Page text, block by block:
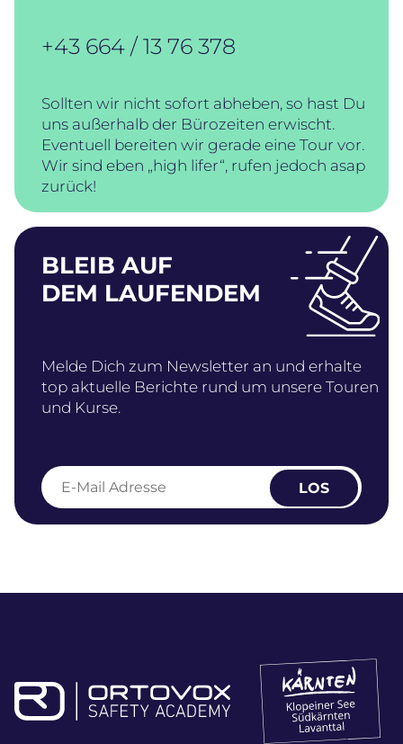
+43 664 / 13 76 378
Sollten wir nicht sofort abheben, so hast Du
uns außerhalb der Bürozeiten erwischt.
Eventuell bereiten wir gerade eine Tour vor.
Wir sind eben „high lifer“, rufen jedoch asap
zurück!
BLEIB AUF
DEM LAUFENDEM
Melde Dich zum Newsletter an und erhalte
top aktuelle Berichte rund um unsere Touren
und Kurse.